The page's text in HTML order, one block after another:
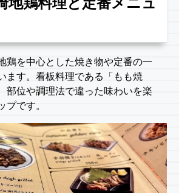
鶏を中心とした焼き物や定番の一
ます。看板料理である「もも焼
部位や調理法で違った味わいを楽
プです。